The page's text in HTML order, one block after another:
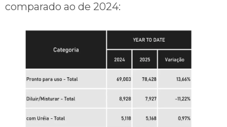
comparado ao de 2024: